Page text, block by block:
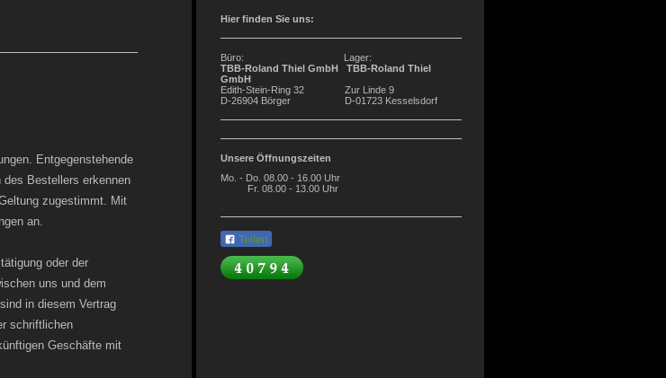
Hier finden Sie uns:
Büro: Lager:
TBB-Roland Thiel GmbH TBB-Roland Thiel
GmbH
Edith-Stein-Ring 32 Zur Linde 9
D-26904 Börger D-01723 Kesselsdorf
Unsere Öffnungszeiten
Mo. - Do. 08.00 - 16.00 Uhr
Fr. 08.00 - 13.00 Uhr
Teilen
Entgegenstehende
des Bestellers erkennen
zugestimmt. Mit
an.
oder der
uns und dem
in diesem Vertrag
schriftlichen
Geschäfte mit